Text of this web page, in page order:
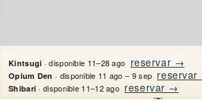
Kintsugi · disponible 11–28 ago reservar →
Opium Den · disponible 11 ago – 9 sep
Shibari · disponible 11–12 ago reservar →
al
contenido